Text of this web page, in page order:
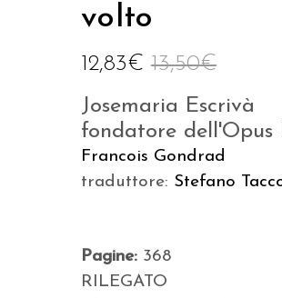
volto
13,50€
12,83€
Josemaria Escrivà
fondatore dell'Opus
Francois Gondrad
traduttore: Stefano
Pagine: 368
RILEGATO